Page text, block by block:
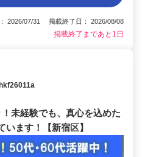
2026/07/31 掲載終了日： 2026/08/08
掲載終了まであと1日
未経験でも、真心を込めた
ます！【新宿区】